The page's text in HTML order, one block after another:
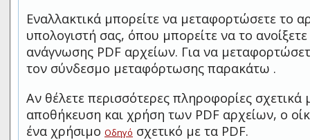
Εναλλακτικά μπορείτε να μεταφορτώσετε το
υπολογιστή σας, όπου μπορείτε να το
ανάγνωσης PDF αρχείων. Για να
τον σύνδεσμο μεταφόρτωσης παρακάτω .
Αν θέλετε περισσότερες πληροφορίες
αποθήκευση και χρήση των PDF αρχείων, ο
ένα χρήσιμο Οδηγό σχετικό με τα PDF.